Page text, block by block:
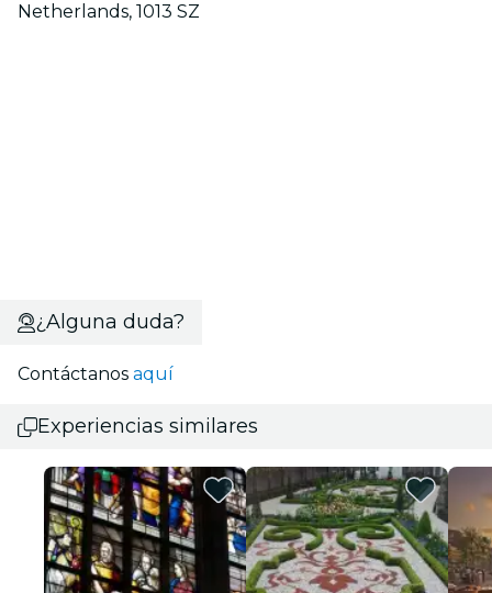
Netherlands, 1013 SZ
¿Alguna duda?
Contáctanos aquí
Experiencias similares